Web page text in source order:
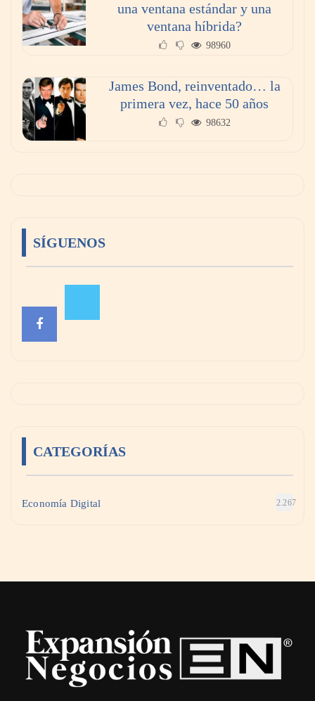
una ventana estándar y una
ventana híbrida?
98960
James Bond, reinventado… la
primera vez, hace 50 años
98632
SÍGUENOS
CATEGORÍAS
Economía Digital 2.267